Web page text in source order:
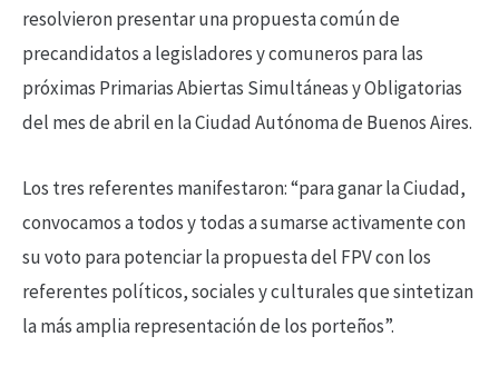
resolvieron presentar una propuesta común de
precandidatos a legisladores y comuneros para las
próximas Primarias Abiertas Simultáneas y Obligatorias
del mes de abril en la Ciudad Autónoma de Buenos Aires.
Los tres referentes manifestaron: “para ganar la Ciudad,
convocamos a todos y todas a sumarse activamente con
su voto para potenciar la propuesta del FPV con los
referentes políticos, sociales y culturales que sintetizan
la más amplia representación de los porteños”.